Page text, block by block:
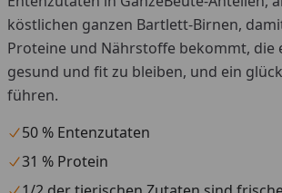
köstlichen ganzen Bartlett-Birnen,
Proteine und Nährstoffe bekommt, die
gesund und fit zu bleiben, und ein
führen.
50 % Entenzutaten
31 % Protein